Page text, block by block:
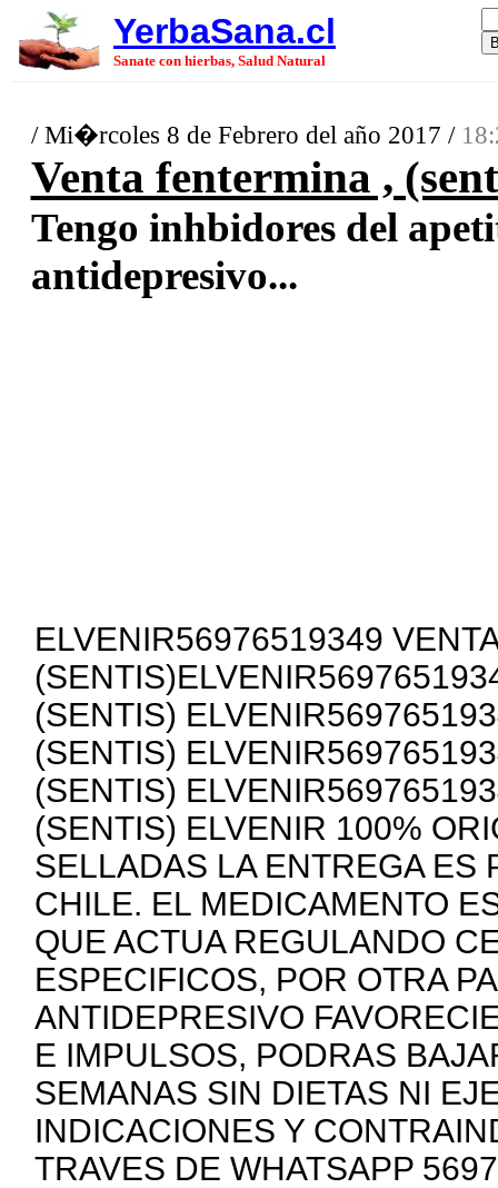
YerbaSana.cl
Sanate con hierbas, Salud Natural
/ Mi�rcoles 8 de Febrero del año 2017 /
Venta fentermina ,
Tengo inhbidores del
antidepresivo...
ELVENIR56976519349
(SENTIS)
(SENTIS)
(SENTIS)
(SENTIS) ELVENIR 100%
SELLADAS LA ENTREGA ES
CHILE. EL MEDICAMENTO
QUE ACTUA REGULANDO
ESPECIFICOS, POR OTRA
ANTIDEPRESIVO
E IMPULSOS, PODRAS
SEMANAS SIN DIETAS NI
INDICACIONES Y
TRAVES DE WHATSAPP